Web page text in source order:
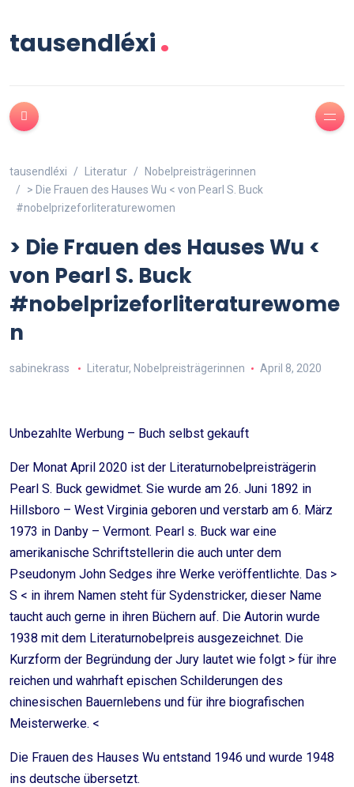
tausendléxi.
tausendléxi Literatur
Nobelpreisträgerinnen
> Die Frauen des Hauses Wu < von Pearl S. Buck
#nobelprizeforliteraturewomen
> Die Frauen des Hauses Wu <
von Pearl S. Buck
#nobelprizeforliteraturewome
n
sabinekrass Literatur, Nobelpreisträgerinnen April 8, 2020
Unbezahlte Werbung – Buch selbst gekauft
Der Monat April 2020 ist der Literaturnobelpreisträgerin
Pearl S. Buck gewidmet. Sie wurde am 26. Juni 1892 in
Hillsboro – West Virginia geboren und verstarb am 6. März
1973 in Danby – Vermont. Pearl s. Buck war eine
amerikanische Schriftstellerin die auch unter dem
Pseudonym John Sedges ihre Werke veröffentlichte. Das >
S < in ihrem Namen steht für Sydenstricker, dieser Name
taucht auch gerne in ihren Büchern auf. Die Autorin wurde
1938 mit dem Literaturnobelpreis ausgezeichnet. Die
Kurzform der Begründung der Jury lautet wie folgt > für ihre
reichen und wahrhaft epischen Schilderungen des
chinesischen Bauernlebens und für ihre biografischen
Meisterwerke. <
Die Frauen des Hauses Wu entstand 1946 und wurde 1948
ins deutsche übersetzt.